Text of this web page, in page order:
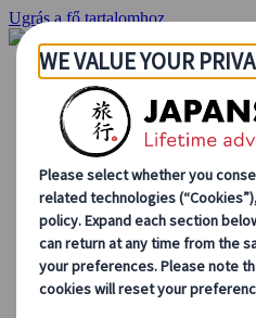
Ugrás a fő tartalomhoz
Kezdőlap
Ajánlatok
Egyéni utak
Csoportos körutazások
Egyéni autós ajánlatok
Kirándulások
Személyre szabott
Japan Rail Pass
Így dolgozunk mi
Rólunk
Csapatunk
Csatlakozz